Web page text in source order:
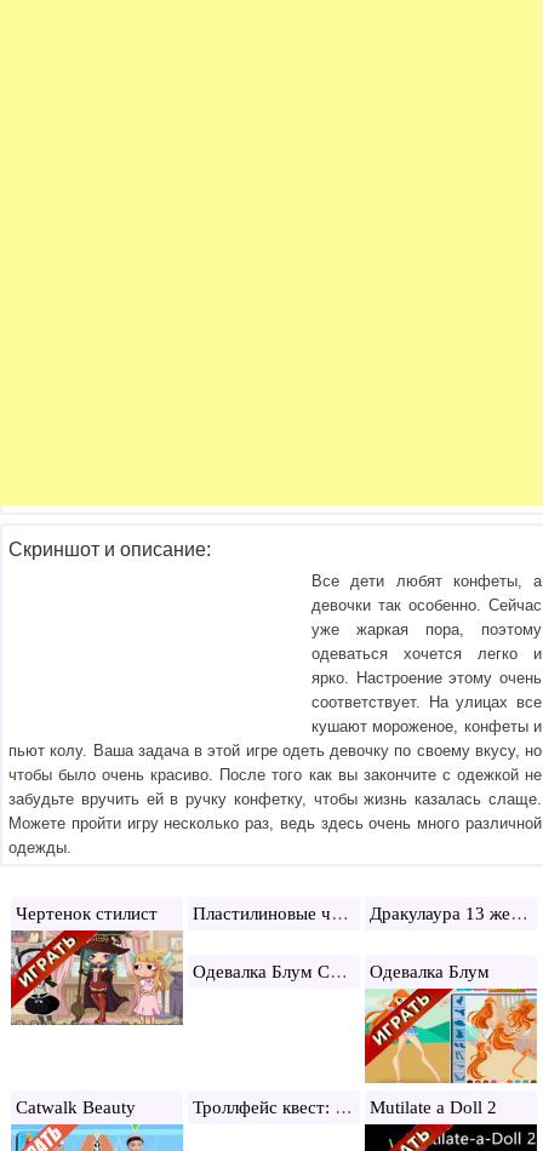
Скриншот и описание:
Все дети любят конфеты, а
девочки так особенно. Сейчас
уже жаркая пора, поэтому
одеваться хочется легко и
ярко. Настроение этому очень
соответствует. На улицах все
кушают мороженое, конфеты и
пьют колу. Ваша задача в этой игре одеть девочку по своему вкусу, но
чтобы было очень красиво. После того как вы закончите с одежкой не
забудьте вручить ей в ручку конфетку, чтобы жизнь казалась слаще.
Можете пройти игру несколько раз, ведь здесь очень много различной
одежды.
Чертенок стилист Пластилиновые человечки: 12 замков Дракулаура 13 желаний
Одевалка Блум Сиреникс Одевалка Блум
Catwalk Beauty Троллфейс квест: интернет мемы Mutilate a Doll 2